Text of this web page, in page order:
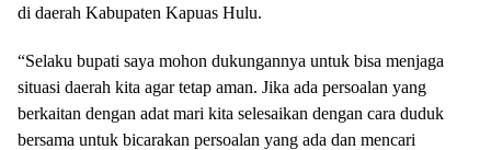
di daerah Kabupaten Kapuas Hulu.
“Selaku bupati saya mohon dukungannya untuk bisa menjaga
situasi daerah kita agar tetap aman. Jika ada persoalan yang
berkaitan dengan adat mari kita selesaikan dengan cara duduk
bersama untuk bicarakan persoalan yang ada dan mencari